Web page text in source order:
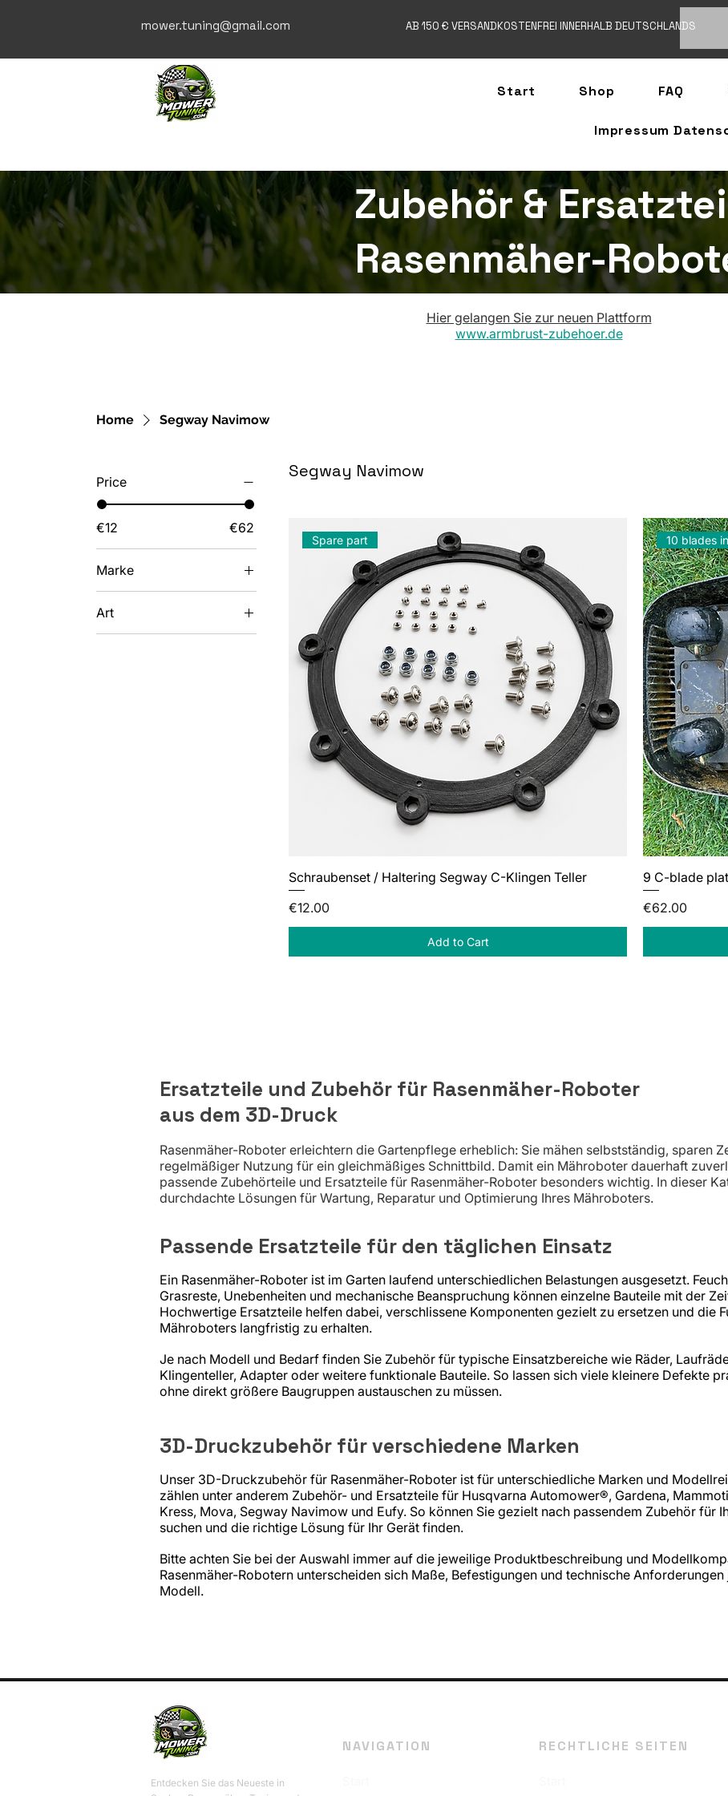
Start Shop FAQ
Impressum
mower.tuning@gmail.com AB 150 € VERSANDKOSTENFREI INNERHALB DEUTSCHLANDS
Zubehör &
Rasenmäher-
Hier gelangen Sie zur neuen Plattform
www.armbrust-zubehoer.de
Home Segway Navimow
Price
€12 €62
Marke
Segway Navimow
Art
Klingenteller und
Segway Navimow
Spare part
Schraubenset / Haltering Segway C-Klingen Teller
Price
€12.00
Add to Cart
10 blades
9 C-blade
Price
€62.00
Ersatzteile und Zubehör für Rasenmäher-Roboter
aus dem 3D-Druck
Rasenmäher-Roboter erleichtern die Gartenpflege erheblich: Sie mähen selbstständig, sparen
regelmäßiger Nutzung für ein gleichmäßiges Schnittbild. Damit ein Mähroboter dauerhaft
passende Zubehörteile und Ersatzteile für Rasenmäher-Roboter besonders wichtig. In dieser
durchdachte Lösungen für Wartung, Reparatur und Optimierung Ihres Mähroboters.
Passende Ersatzteile für den täglichen Einsatz
Ein Rasenmäher-Roboter ist im Garten laufend unterschiedlichen Belastungen ausgesetzt.
Grasreste, Unebenheiten und mechanische Beanspruchung können einzelne Bauteile mit der
Hochwertige Ersatzteile helfen dabei, verschlissene Komponenten gezielt zu ersetzen und die
Mähroboters langfristig zu erhalten.
Je nach Modell und Bedarf finden Sie Zubehör für typische Einsatzbereiche wie Räder,
Klingenteller, Adapter oder weitere funktionale Bauteile. So lassen sich viele kleinere Defekte
ohne direkt größere Baugruppen austauschen zu müssen.
3D-Druckzubehör für verschiedene Marken
Unser 3D-Druckzubehör für Rasenmäher-Roboter ist für unterschiedliche Marken und
zählen unter anderem Zubehör- und Ersatzteile für Husqvarna Automower®, Gardena,
Kress, Mova, Segway Navimow und Eufy. So können Sie gezielt nach passendem Zubehör für
suchen und die richtige Lösung für Ihr Gerät finden.
Bitte achten Sie bei der Auswahl immer auf die jeweilige Produktbeschreibung und
Rasenmäher-Robotern unterscheiden sich Maße, Befestigungen und technische
Modell.
Entdecken Sie das Neueste in
NAVIGATION RECHTLICHE SEITEN